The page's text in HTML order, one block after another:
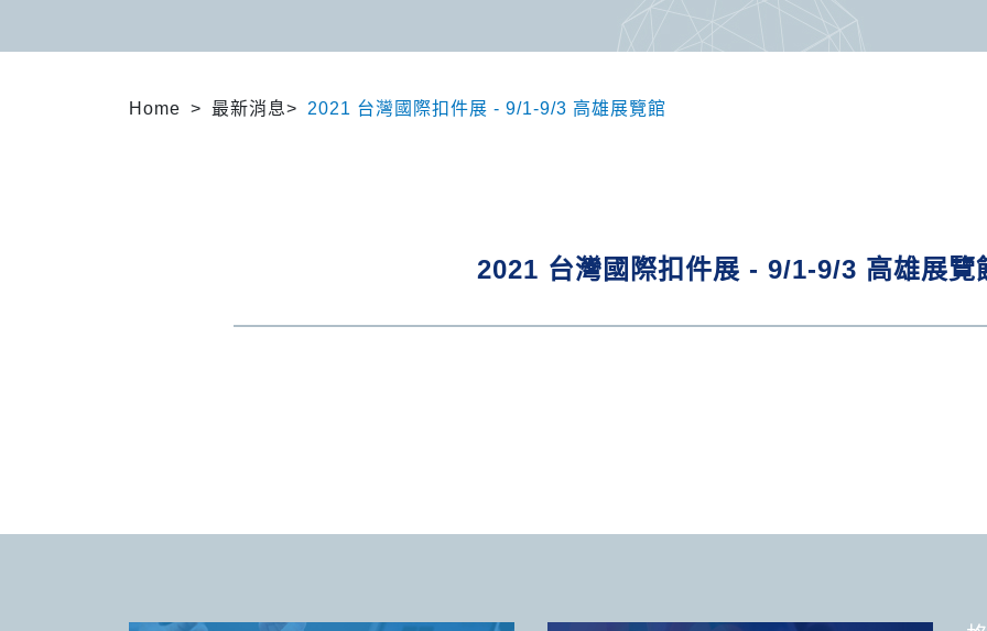
Home > 最新消息> 2021 台灣國際扣件展 - 9/1-9/3 高雄展覽館
2021 台灣國際扣件展 - 9/1-9/3 高雄展覽